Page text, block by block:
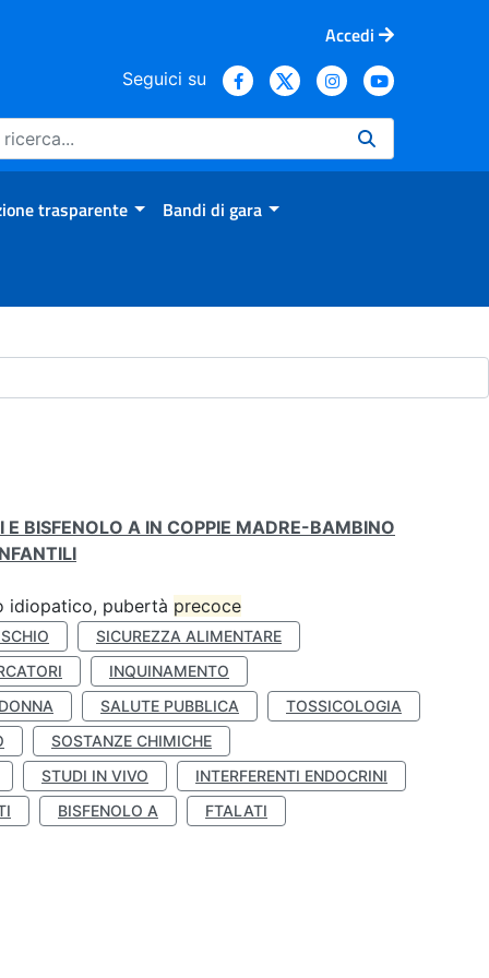
Accedi
Seguici su
trasparente Bandi di gara
BISFENOLO A IN COPPIE MADRE-BAMBINO
idiopatico, pubertà precoce
SICUREZZA ALIMENTARE
INQUINAMENTO
SALUTE PUBBLICA
TOSSICOLOGIA
SOSTANZE CHIMICHE
STUDI IN VIVO
INTERFERENTI ENDOCRINI
BISFENOLO A FTALATI